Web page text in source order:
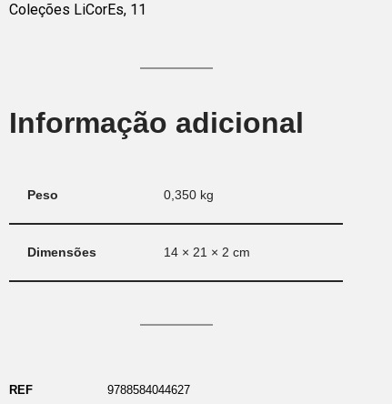
Coleções LiCorEs, 11
Informação adicional
Peso 0,350 kg
Dimensões 14 × 21 × 2 cm
REF
9788584044627